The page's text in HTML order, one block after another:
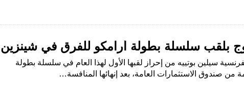
بلقب سلسلة بطولة أرامكو للفرق في شينزين
سيلين بوتييه من إحراز لقبها الأول لهذا العام في سلسلة بطولة
من صندوق الاستثمارات العامة، بعد إنهائها المنافسة…